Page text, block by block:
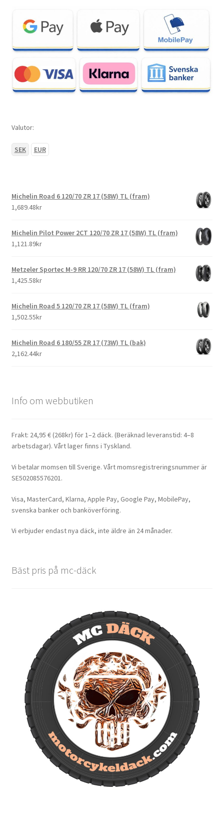
Valutor:
SEK EUR
Michelin Road 6 120/70 ZR 17 (58W) TL (fram)
1,689.48kr
Michelin Pilot Power 2CT 120/70 ZR 17 (58W) TL (fram)
1,121.89kr
Metzeler Sportec M-9 RR 120/70 ZR 17 (58W) TL (fram)
1,425.58kr
Michelin Road 5 120/70 ZR 17 (58W) TL (fram)
1,502.55kr
Michelin Road 6 180/55 ZR 17 (73W) TL (bak)
2,162.44kr
Info om webbutiken
Frakt: 24,95 € (268kr) för 1–2 däck. (Beräknad leveranstid: 4–8
arbetsdagar). Vårt lager finns i Tyskland.
Vi betalar momsen till Sverige. Vårt momsregistreringsnummer är
SE502085576201.
Visa, MasterCard, Klarna, Apple Pay, Google Pay, MobilePay,
svenska banker och banköverföring.
Vi erbjuder endast nya däck, inte äldre än 24 månader.
Bäst pris på mc-däck